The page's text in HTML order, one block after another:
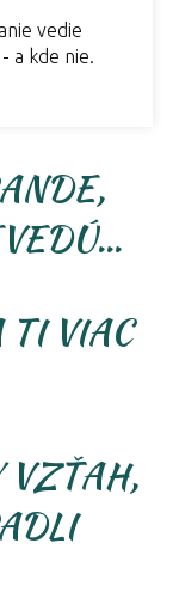
vedie
a kde nie.
VIAC
VZŤAH,